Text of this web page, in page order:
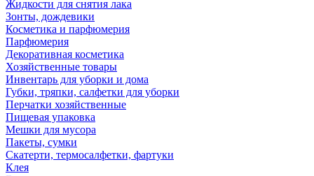
Жидкости для снятия лака
Зонты, дождевики
Косметика и парфюмерия
Парфюмерия
Декоративная косметика
Хозяйственные товары
Инвентарь для уборки и дома
Губки, тряпки, салфетки для уборки
Перчатки хозяйственные
Пищевая упаковка
Мешки для мусора
Пакеты, сумки
Скатерти, термосалфетки, фартуки
Клея